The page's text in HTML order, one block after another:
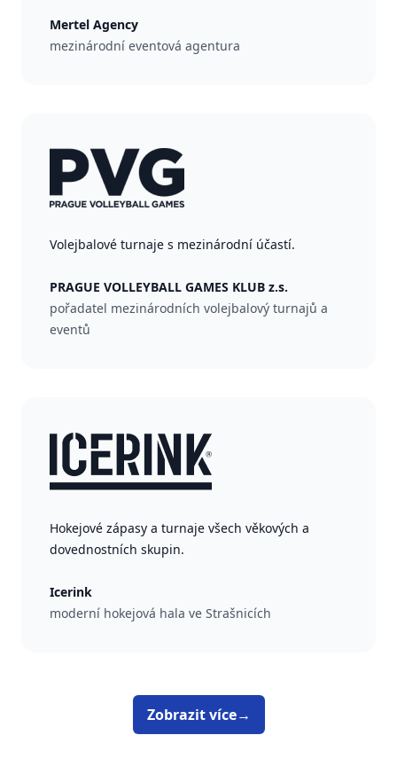
Mertel Agency
mezinárodní eventová agentura
Volejbalové turnaje s mezinárodní účastí.
PRAGUE VOLLEYBALL GAMES KLUB z.s.
pořadatel mezinárodních volejbalový turnajů a
eventů
Hokejové zápasy a turnaje všech věkových a
dovednostních skupin.
Icerink
moderní hokejová hala ve Strašnicích
Zobrazit více→